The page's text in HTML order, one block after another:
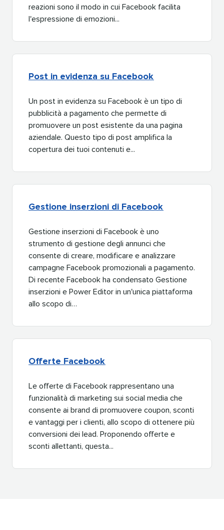
reazioni sono il modo in cui Facebook facilita
l'espressione di emozioni...​​
Post in evidenza su Facebook​​
Un post in evidenza su Facebook è un tipo di
pubblicità a pagamento che permette di
promuovere un post esistente da una pagina
aziendale. Questo tipo di post amplifica la
copertura dei tuoi contenuti e...​​
Gestione inserzioni di Facebook​​
Gestione inserzioni di Facebook è uno
strumento di gestione degli annunci che
consente di creare, modificare e analizzare
campagne Facebook promozionali a pagamento.
Di recente Facebook ha condensato Gestione
inserzioni e Power Editor in un'unica piattaforma
allo scopo di…​​
Offerte Facebook​​
Le offerte di Facebook rappresentano una
funzionalità di marketing sui social media che
consente ai brand di promuovere coupon, sconti
e vantaggi per i clienti, allo scopo di ottenere più
conversioni dei lead. Proponendo offerte e
sconti allettanti, questa...​​